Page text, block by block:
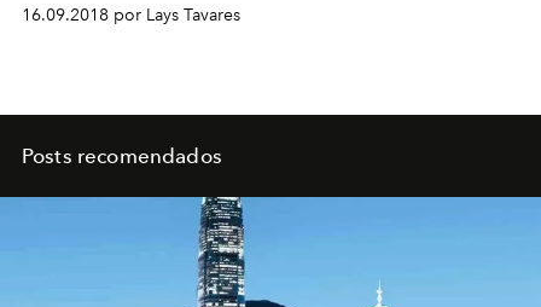
16.09.2018 por Lays Tavares
Posts recomendados